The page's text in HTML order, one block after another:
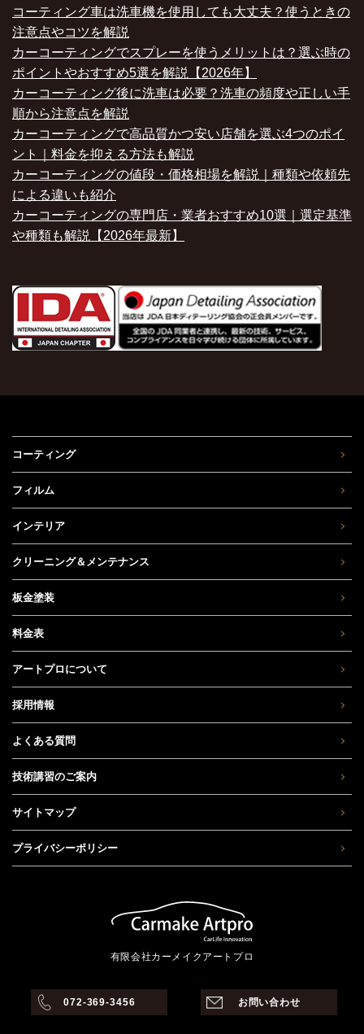
コーティング車は洗車機を使用しても大丈夫？使うときの
注意点やコツを解説
カーコーティングでスプレーを使うメリットは？選ぶ時の
ポイントやおすすめ5選を解説【2026年】
カーコーティング後に洗車は必要？洗車の頻度や正しい手
順から注意点を解説
カーコーティングで高品質かつ安い店舗を選ぶ4つのポイ
ント｜料金を抑える方法も解説
カーコーティングの値段・価格相場を解説｜種類や依頼先
による違いも紹介
カーコーティングの専門店・業者おすすめ10選｜選定基準
や種類も解説【2026年最新】
コーティング
フィルム
インテリア
クリーニング＆メンテナンス
板金塗装
料金表
アートプロについて
採用情報
よくある質問
技術講習のご案内
サイトマップ
プライバシーポリシー
有限会社カーメイクアートプロ
072-369-3456 お問い合わせ